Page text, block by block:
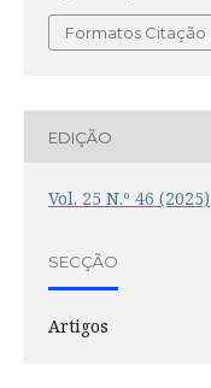
Formatos Citação
EDIÇÃO
Vol. 25 N.º 46 (2025)
SECÇÃO
Artigos